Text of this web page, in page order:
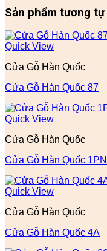
Sản phẩm tương tự
Quick View
Cửa Gỗ Hàn Quốc
Cửa Gỗ Hàn Quốc 87
Quick View
Cửa Gỗ Hàn Quốc
Cửa Gỗ Hàn Quốc
Quick View
Cửa Gỗ Hàn Quốc
Cửa Gỗ Hàn Quốc 4A